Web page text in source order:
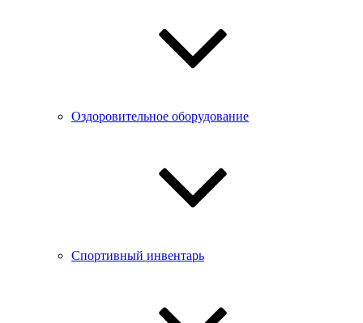
Оздоровительное оборудование
Спортивный инвентарь